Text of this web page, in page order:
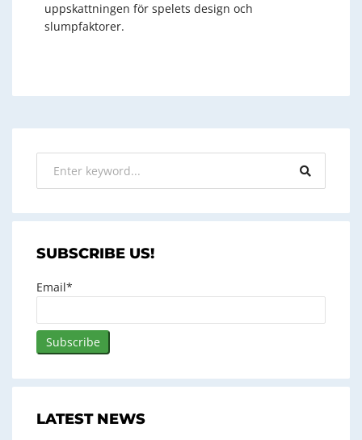
uppskattningen för spelets design och
slumpfaktorer.
SUBSCRIBE US!
Email*
LATEST NEWS